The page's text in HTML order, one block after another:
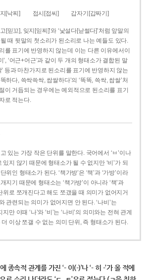
[낙찌] 접시[접씨] 갑자기[갑짜기]
[믿꼬], 잊지[읻찌]’와 ‘낯설다[낟썰다]’처럼 앞말의
때 뒷말의 첫소리가 된소리로 나는 예들도 있다.
를 표기에 반영하지 않는데 이는 다른 이유에서이
’, ‘어근+어근’과 같이 두 개의 형태소가 결합된 말
’ 등과 마찬가지로 된소리를 표기에 반영하지 않는
하다, 쓱싹쓱싹, 쌉쌀하다’의 ‘똑똑, 쓱싹, 쌉쌀’처
이 거듭되는 경우에는 예외적으로 된소리를 표기
로 적는다.
있는 가장 작은 단위를 말한다. 국어에서 ‘ㅂ’이나
있지 않기 때문에 형태소가 될 수 없지만 ‘비’가 되
위인 형태소가 된다. ‘책가방’은 ‘책’과 ‘가방’이라
지기 때문에 형태소는 ‘책가방’이 아니라 ‘책’과
위로 쪼개진다고 해도 쪼갰을 때 의미가 없어지거
관련되는 의미가 없어지면 안 된다. ‘나비’는
지만 이때 ‘나’와 ‘비’는 ‘나비’의 의미와는 전혀 관계
더 이상 쪼갤 수 없는 의미 단위, 즉 형태소가 된다.
종속적 관계를 가진 ‘- 이(-)’나 ‘- 히 -’가 올 적에